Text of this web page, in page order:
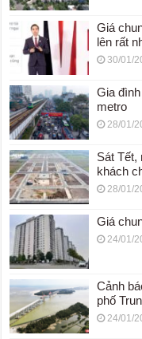
Giá
lên rất
30/01/
Gia
metro
28/01/
Sát Tết,
khách
28/01/
Giá
24/01/
Cảnh
phố
24/01/